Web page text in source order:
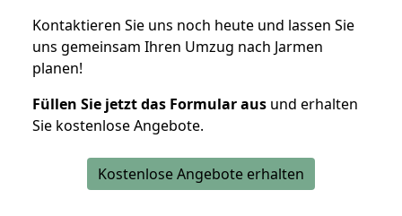
Kontaktieren Sie uns noch heute und lassen Sie
uns gemeinsam Ihren Umzug nach Jarmen
planen!
Füllen Sie jetzt das Formular aus und erhalten
Sie kostenlose Angebote.
Kostenlose Angebote erhalten